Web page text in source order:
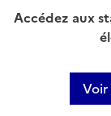
Accédez aux